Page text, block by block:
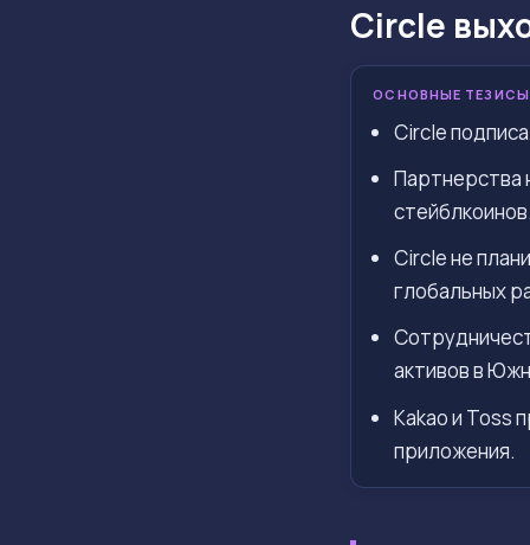
Circle
ОСНОВНЫЕ ТЕЗИСЫ
Circle
Партнерства
Circle не
глобальных
активов в
Kakao и Toss
приложения.